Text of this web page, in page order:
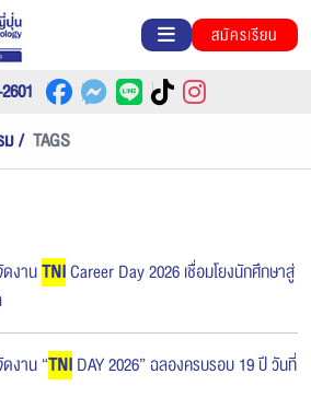
สมัครเรียน
ม TAGS
งานTNICareer Day 2026 เชื่อมโยงนักศึกษาสู่
งาน “TNIDAY 2026” ฉลองครบรอบ 19 ปี วันที่